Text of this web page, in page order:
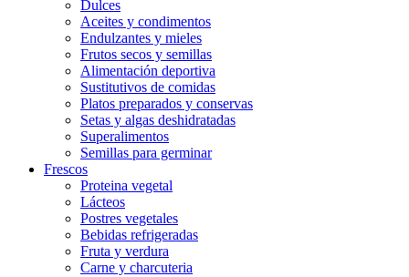
Dulces
Aceites y condimentos
Endulzantes y mieles
Frutos secos y semillas
Alimentación deportiva
Sustitutivos de comidas
Platos preparados y conservas
Setas y algas deshidratadas
Superalimentos
Semillas para germinar
Frescos
Proteina vegetal
Lácteos
Postres vegetales
Bebidas refrigeradas
Fruta y verdura
Carne y charcuteria